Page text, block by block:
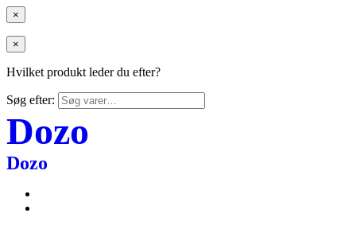
×
×
Hvilket produkt leder du efter?
Søg efter:
Dozo
Dozo